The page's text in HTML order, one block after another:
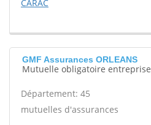
CARAC
GMF Assurances ORLEANS
Mutuelle obligatoire entreprise
Département: 45
mutuelles d'assurances